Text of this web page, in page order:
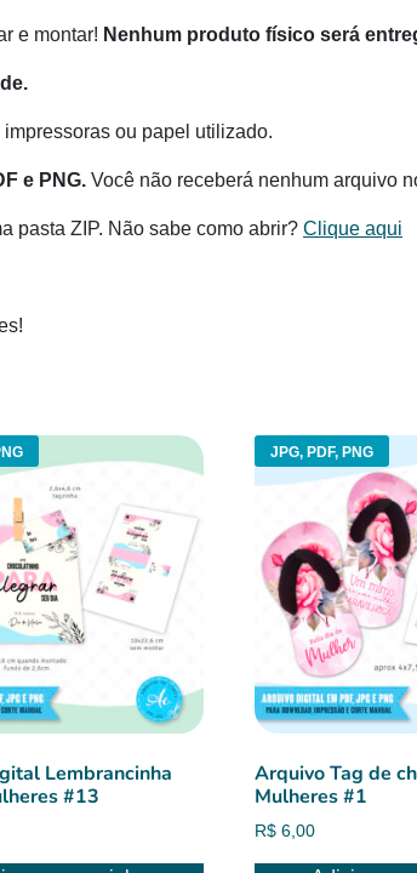
e montar! Nenhum produto físico será
ou papel utilizado.
e PNG. Você não receberá nenhum arquivo
pasta ZIP. Não sabe como abrir? Clique aqui
Lembrancinha
#13
JPG, PDF, PNG
Arquivo Tag de
Mulheres #1
R$6,00